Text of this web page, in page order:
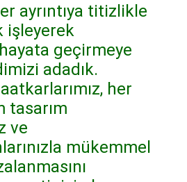
ayrıntıya titizlikle
işleyerek
geçirmeye
adadık.
her
tasarım
ve
mükemmel